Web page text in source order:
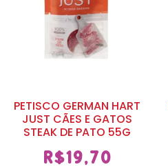
PETISCO GERMAN HART
JUST CÃES E GATOS
STEAK DE PATO 55G
R$19,70